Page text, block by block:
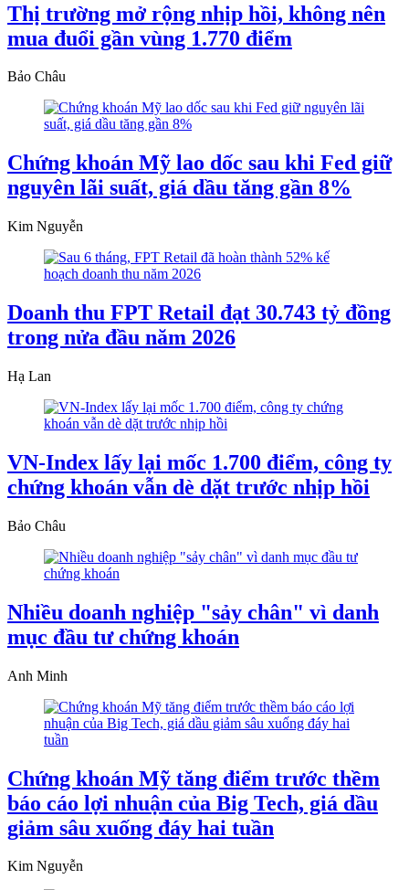
Thị trường mở rộng nhịp hồi, không nên
mua đuổi gần vùng 1.770 điểm
Bảo Châu
Chứng khoán Mỹ lao dốc sau khi Fed giữ
nguyên lãi suất, giá dầu tăng gần 8%
Kim Nguyễn
Doanh thu FPT Retail đạt 30.743 tỷ đồng
trong nửa đầu năm 2026
Hạ Lan
VN-Index lấy lại mốc 1.700 điểm, công ty
chứng khoán vẫn dè dặt trước nhịp hồi
Bảo Châu
Nhiều doanh nghiệp "sảy chân" vì danh
mục đầu tư chứng khoán
Anh Minh
Chứng khoán Mỹ tăng điểm trước thềm
báo cáo lợi nhuận của Big Tech, giá dầu
giảm sâu xuống đáy hai tuần
Kim Nguyễn